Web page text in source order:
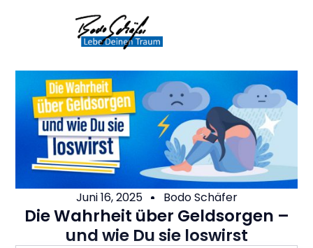
Juni 16, 2025 Bodo Schäfer
Die Wahrheit über Geldsorgen –
und wie Du sie loswirst